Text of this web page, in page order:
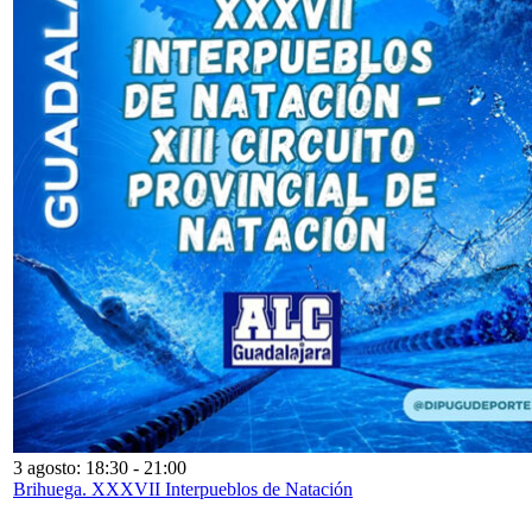
3 agosto: 18:30 - 21:00
Brihuega. XXXVII Interpueblos de Natación